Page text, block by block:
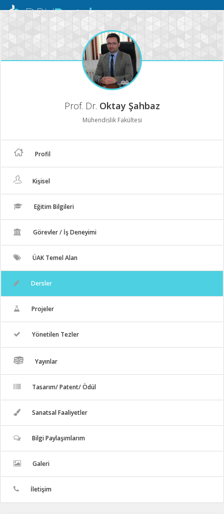
Mobil
Prof. Dr. Oktay Şahbaz
Mühendislik Fakültesi
Profil
Kişisel
Eğitim Bilgileri
Görevler / İş Deneyimi
ÜAK Temel Alan
Dersler
Projeler
Yönetilen Tezler
Yayınlar
Tasarım/ Patent/ Ödül
Sanatsal Faaliyetler
Bilgi Paylaşımlarım
Galeri
İletişim